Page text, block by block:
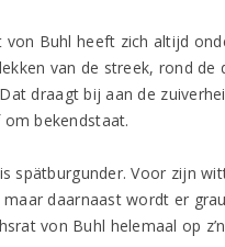
Buhl heeft zich altijd
van de streek, rond de
draagt bij aan de
bekendstaat.
spätburgunder. Voor zijn
daarnaast wordt er
von Buhl helemaal op